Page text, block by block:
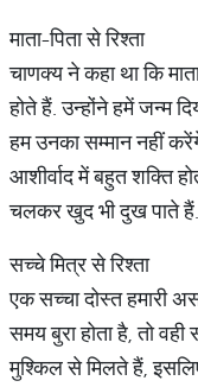
माता-पिता से रिश्ता
चाणक्य ने कहा था कि
होते हैं. उन्होंने हमें जन्म
हम उनका सम्मान नहीं
आशीर्वाद में बहुत शक्ति
चलकर खुद भी दुख पाते हैं.
सच्चे मित्र से रिश्ता
एक सच्चा दोस्त हमारी
समय बुरा होता है, तो
मुश्किल से मिलते हैं,